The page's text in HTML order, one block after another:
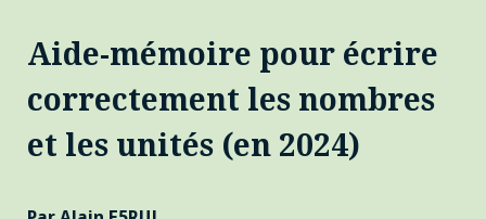
Aide-mémoire pour écrire
correctement les nombres
et les unités (en 2024)